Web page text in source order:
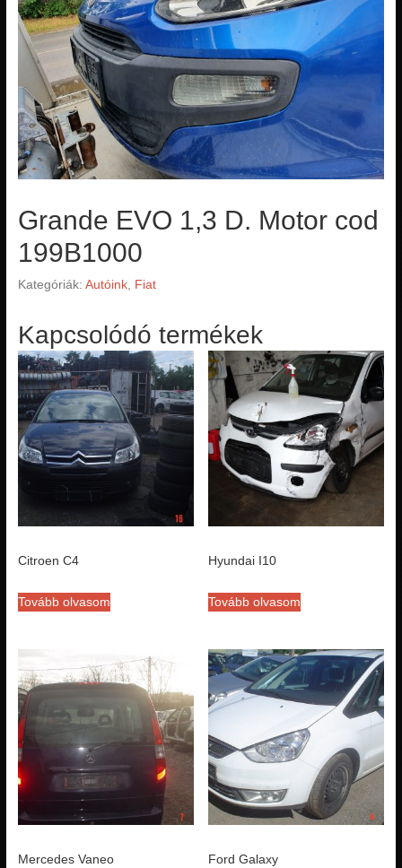
Grande EVO 1,3 D. Motor cod
199B1000
Kategóriák: Autóink, Fiat
Kapcsolódó termékek
Citroen C4
Tovább olvasom
Hyundai I10
Tovább olvasom
Mercedes Vaneo Ford Galaxy